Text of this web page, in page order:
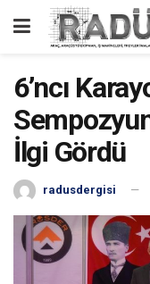
6’ncı
İlgi Gördü
radusdergisi